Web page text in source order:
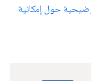
حول إمكانية